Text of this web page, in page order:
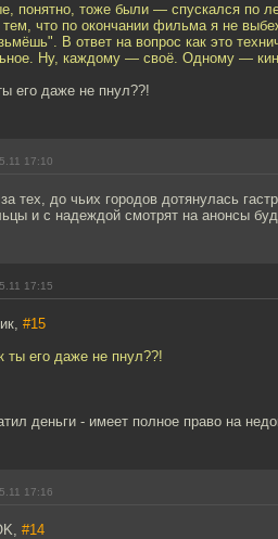
понятно, тоже были — спускался по
тем, что по окончании фильма я не
В ответ на вопрос как это
Ну, каждому — своё. Одному —
его даже не пнул??!
17:10
тех, до чьих городов дотянулась
и с надеждой смотрят на анонсы
17:15
#15
ты его даже не пнул??!
деньги - имеет полное право на
17:16
#14